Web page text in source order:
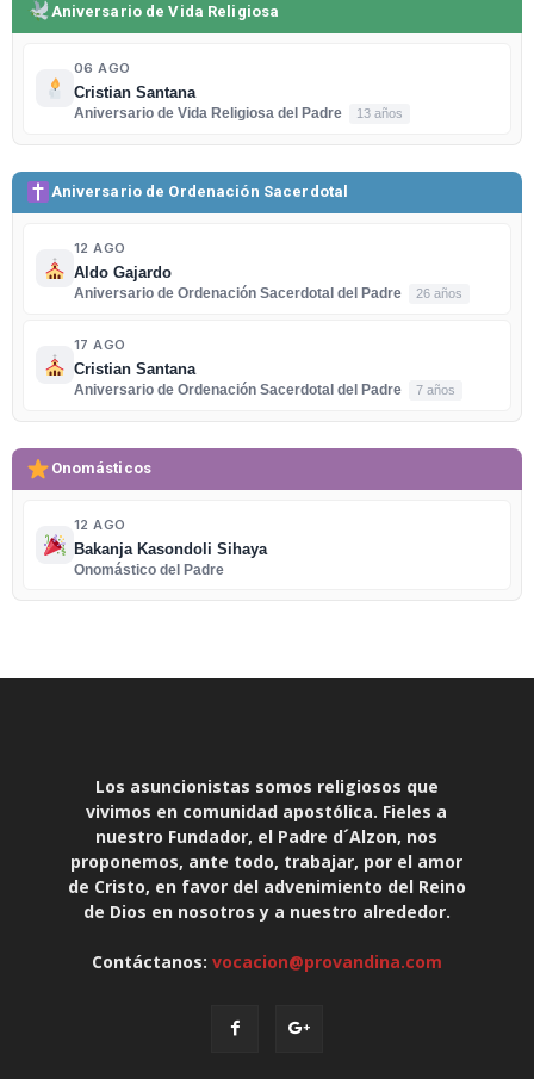
Aniversario de Vida Religiosa
06 AGO
Cristian Santana
Aniversario de Vida Religiosa del Padre
13 años
Aniversario de Ordenación Sacerdotal
12 AGO
Aldo Gajardo
Aniversario de Ordenación Sacerdotal del Padre
26 años
17 AGO
Cristian Santana
Aniversario de Ordenación Sacerdotal del Padre
7 años
Onomásticos
12 AGO
Bakanja Kasondoli Sihaya
Onomástico del Padre
Los asuncionistas somos religiosos que
vivimos en comunidad apostólica. Fieles a
nuestro Fundador, el Padre d´Alzon, nos
proponemos, ante todo, trabajar, por el amor
de Cristo, en favor del advenimiento del Reino
de Dios en nosotros y a nuestro alrededor.
Contáctanos: vocacion@provandina.com